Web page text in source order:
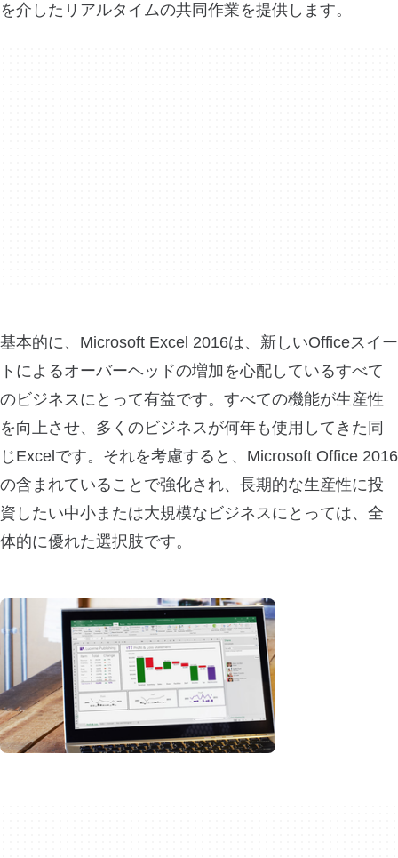
を介したリアルタイムの共同作業を提供します。
基本的に、Microsoft Excel 2016は、新しいOfficeスイー
トによるオーバーヘッドの増加を心配しているすべて
のビジネスにとって有益です。すべての機能が生産性
を向上させ、多くのビジネスが何年も使用してきた同
じExcelです。それを考慮すると、Microsoft Office 2016
の含まれていることで強化され、長期的な生産性に投
資したい中小または大規模なビジネスにとっては、全
体的に優れた選択肢です。